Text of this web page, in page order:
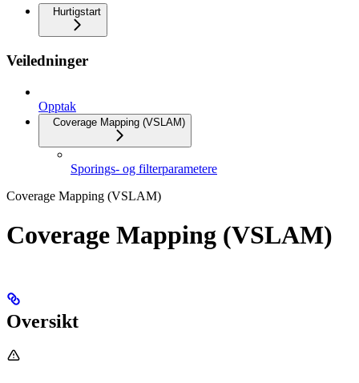
Hurtigstart
Veiledninger
Opptak
Coverage Mapping (VSLAM)
Sporings- og filterparametere
Coverage Mapping (VSLAM)
Coverage Mapping (VSLAM)
Oversikt